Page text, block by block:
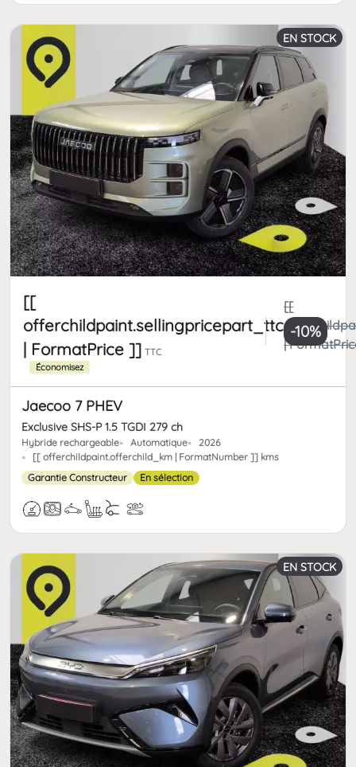
EN STOCK
[[
offerchildpaint.sellingpricepart_ttc
| FormatPrice ]] TTC
[[
|
Économisez
-10%
Jaecoo 7 PHEV
Exclusive SHS-P 1.5 TGDI 279 ch
Hybride rechargeable Automatique
2026
[[ offerchildpaint.offerchild_km | FormatNumber ]] kms
Garantie Constructeur
En sélection
EN STOCK